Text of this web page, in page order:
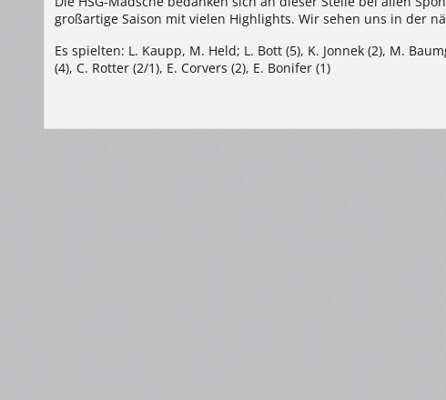
großartige Saison mit vielen Highlights. Wir sehen uns in der
Es spielten: L. Kaupp, M. Held; L. Bott (5), K. Jonnek (2), M.
(4), C. Rotter (2/1), E. Corvers (2), E. Bonifer (1)